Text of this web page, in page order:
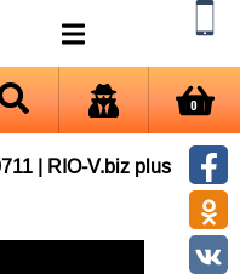
0
| RIO-V.biz plus